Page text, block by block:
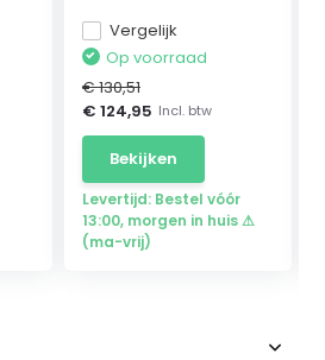
Vergelijk
Op voorraad
€ 130,51
€ 124,95 Incl. btw
Bekijken
Levertijd: Bestel vóór
13:00, morgen in huis ⚠
(ma-vrij)